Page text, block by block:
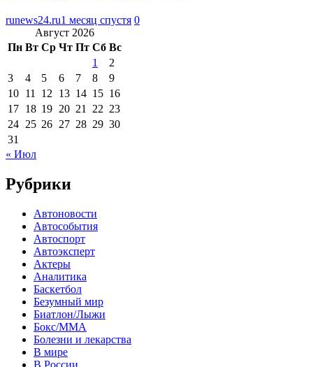
runews24.ru1 месяц спустя 0
Август 2026
Пн Вт Ср Чт Пт Сб Вс
1
2
3
4 5 6 7 8
9
10 11 12 13 14 15 16
17 18 19 20 21 22 23
24 25 26 27 28 29 30
31
« Июл
Рубрики
Автоновости
Автособытия
Автоспорт
Автоэксперт
Актеры
Аналитика
Баскетбол
Безумный мир
Биатлон/Лыжи
Бокс/MMA
Болезни и лекарства
В мире
В России